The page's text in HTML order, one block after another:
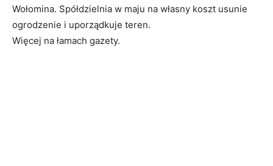
Wołomina. Spółdzielnia w maju na własny koszt usunie
ogrodzenie i uporządkuje teren.
Więcej na łamach gazety.